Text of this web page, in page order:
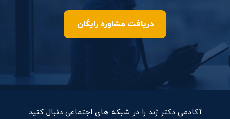
دریافت مشاوره رایگان
آکادمی دکتر ژند را در شبکه های اجتماعی دنبال کنید